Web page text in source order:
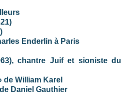
Enderlin à Paris
chantre Juif et sioniste du
de William Karel
Daniel Gauthier